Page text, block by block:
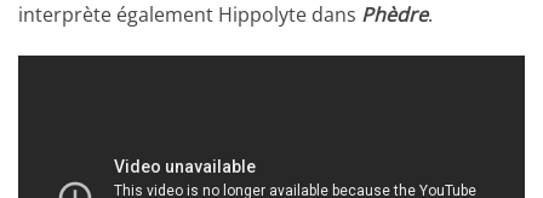
interprète également Hippolyte dans Phèdre.